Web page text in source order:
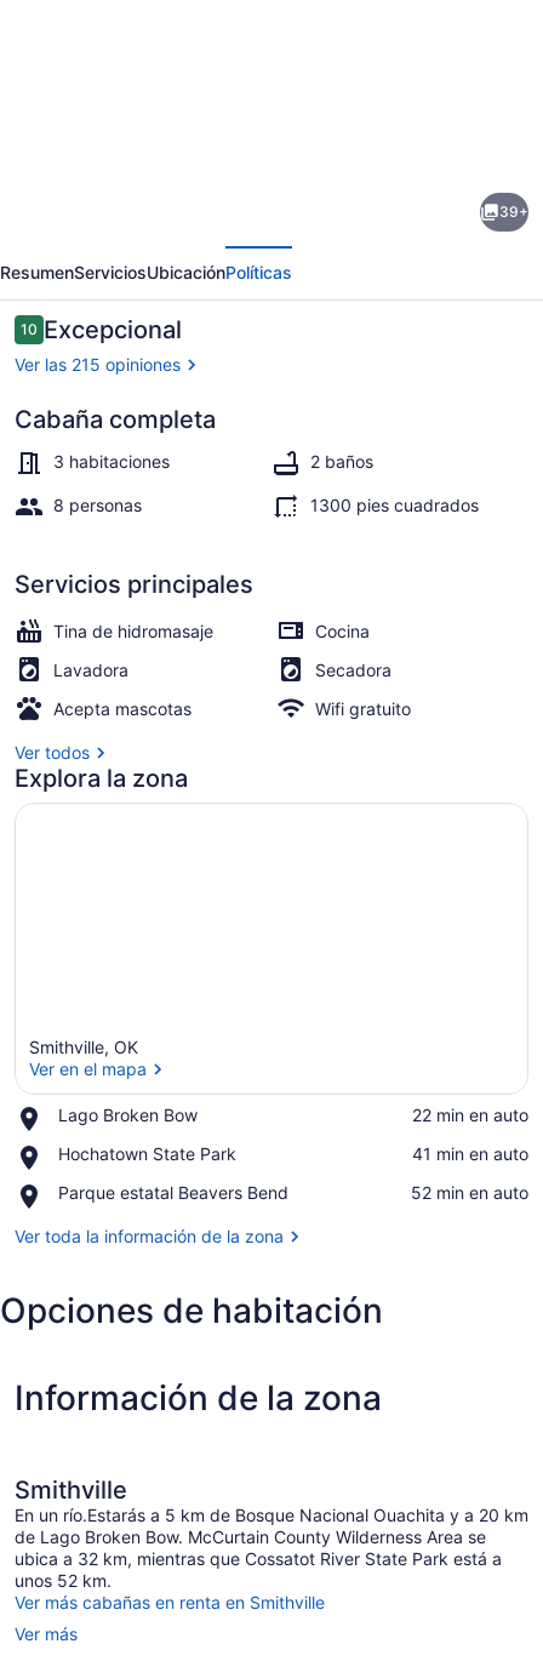
tub!
25-
30
Minutes
of
Broken
Bow
River
High
Speed
Fiber
Wifi!
39+
ResumenServiciosUbicaciónPolíticas
Opiniones
1010 de 10,
Excepcional
Ver las 215 opiniones
Cabaña completa
3 habitaciones 2 baños
8 personas 1300 pies cuadrados
Servicios principales
Tina de hidromasaje
Cocina
Lavadora
Secadora
Acepta mascotas
Wifi gratuito
Ver todos
Explora la zona
Smithville, OK
Ver en el mapa
Lago Broken Bow
Place,
Broken
‪22 min en auto‬
Hochatown State Park
Place,
State
‪41 min en auto‬
Parque estatal Beavers Bend
Place,
estatal
‪52 min en auto‬
Ver toda la información de la zona
Opciones de habitación
Información de la zona
Smithville
En un río.Estarás a 5 km de Bosque Nacional Ouachita y a 20 km
de Lago Broken Bow. McCurtain County Wilderness Area se
ubica a 32 km, mientras que Cossatot River State Park está a
unos 52 km.
Ver más cabañas en renta en Smithville
Ver más